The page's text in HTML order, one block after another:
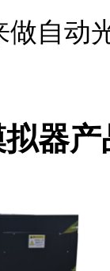
自动
器